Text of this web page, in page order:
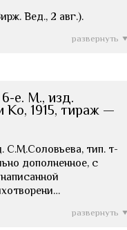
Вед., 2 авг.).
развернуть
е. М., изд.
1915, тираж —
С.М.Соловьева, тип. т-
дополненное, с
развернуть